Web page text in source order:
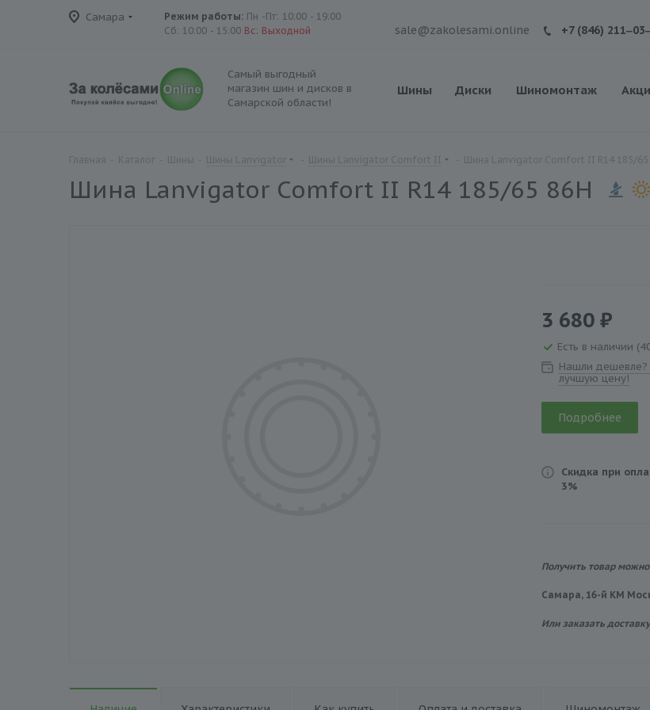
Самара Режим работы: Пн -Пт: 10:00 - 19:00
Сб: 10:00 - 15:00 Вс: Выходной sale@zakolesami.online +7 (846)
Самый выгодный
магазин шин и дисков в
Самарской области!
Шины Диски Шиномонтаж
Шина Lanvigator Comfort II R14 185/65 86H
3 680 ₽
Есть в наличии
Нашли
лучшую цену!
Подробнее
Скидка при
3%
Получить товар
Самара, 16-й КМ
Или заказать доставку